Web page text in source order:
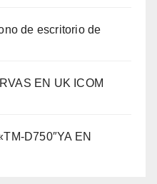
de escritorio de
EN UK ICOM
D750″YA EN